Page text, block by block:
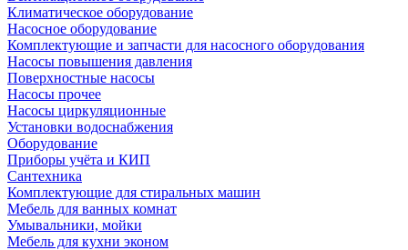
Климатическое оборудование
Насосное оборудование
Комплектующие и запчасти для насосного оборудования
Насосы повышения давления
Поверхностные насосы
Насосы прочее
Насосы циркуляционные
Установки водоснабжения
Оборудование
Приборы учёта и КИП
Сантехника
Комплектующие для стиральных машин
Мебель для ванных комнат
Умывальники, мойки
Мебель для кухни эконом